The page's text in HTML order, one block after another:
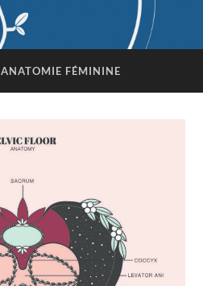
ANATOMIE FÉMININE